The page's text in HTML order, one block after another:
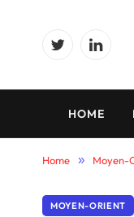
TwitterLinkedIn
HOME
Home » Moyen-
MOYEN-ORIENT